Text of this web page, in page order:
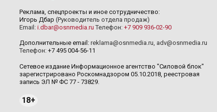
Реклама, спецпроекты и иное сотрудничество:
Игорь Дбар (Руководитель отдела продаж)
Email: i.dbar@osnmedia.ru Телефон: +7 909 936-02-90
Дополнительные email: reklama@osnmedia.ru, adv@osnmedia.ru
Телефон: +7 495 004-56-11
Сетевое издание Информационное агентство "Силовой блок"
зарегистрировано Роскомнадзором 05.10.2018, реестровая
запись ЭЛ № ФС 77 - 73829.
18+